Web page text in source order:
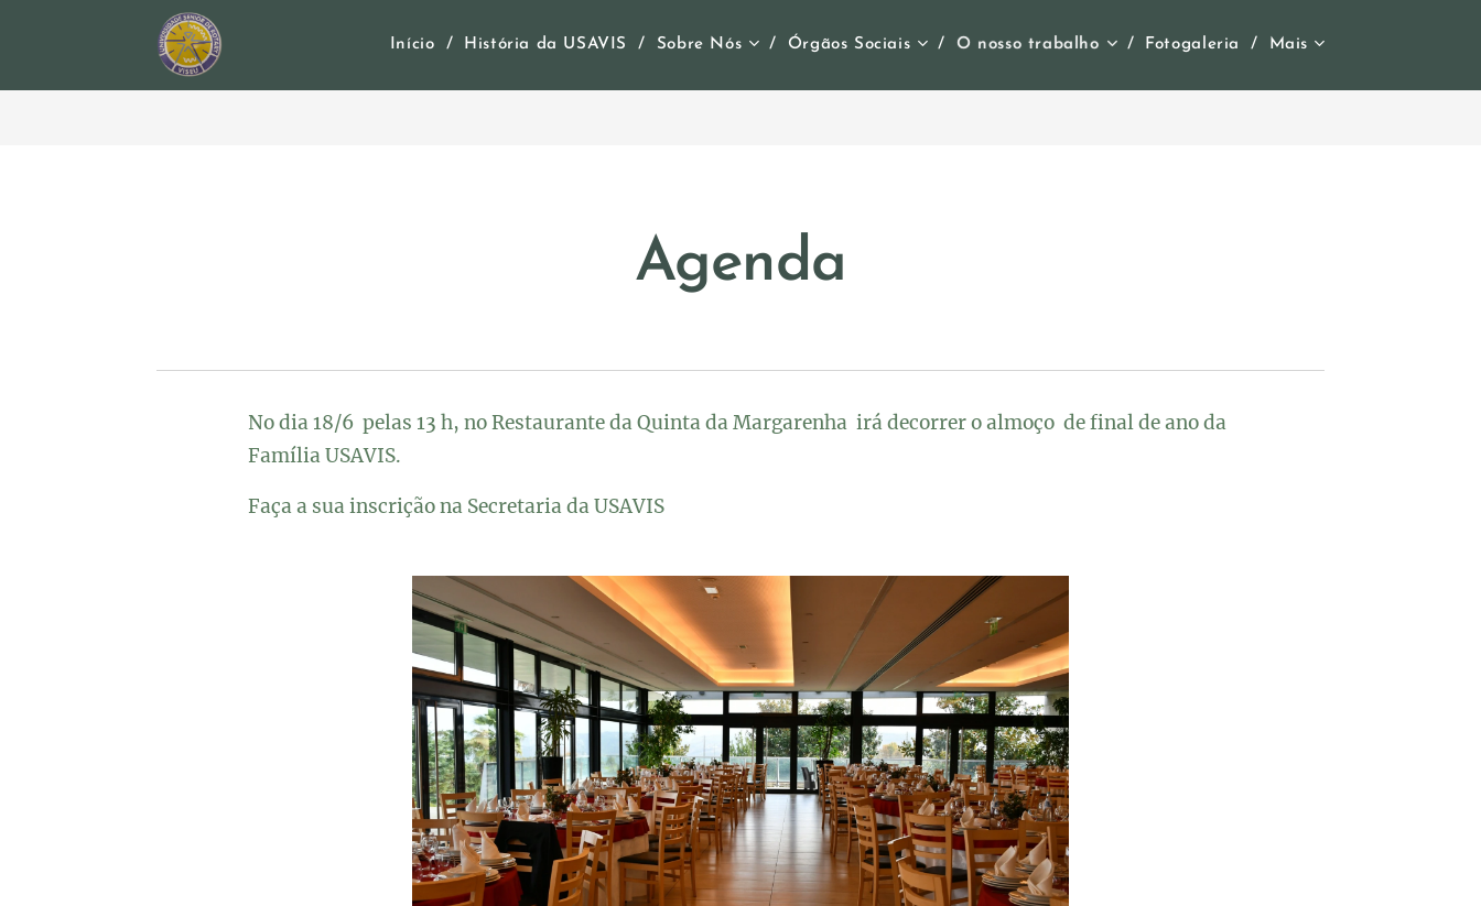
Início História da USAVIS Sobre Nós Órgãos Sociais O nosso trabalho Fotogaleria Mais
Agenda
No dia 18/6 pelas 13 h, no Restaurante da Quinta da Margarenha irá decorrer o almoço de final de ano da
Família USAVIS.
Faça a sua inscrição na Secretaria da USAVIS